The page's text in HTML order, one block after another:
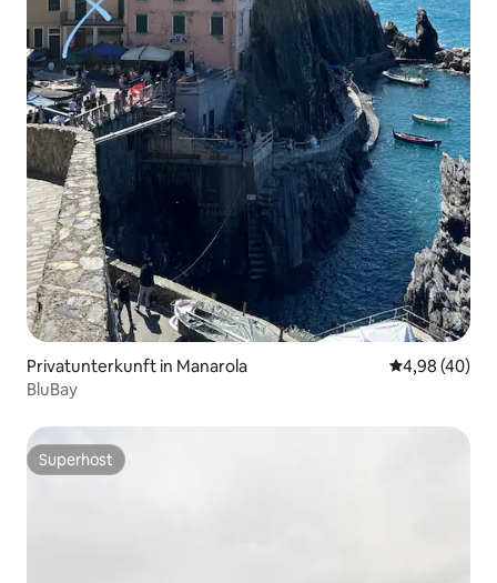
Privatunterkunft in Manarola
4,98 (40)
BluBay
Superhost
Superhost